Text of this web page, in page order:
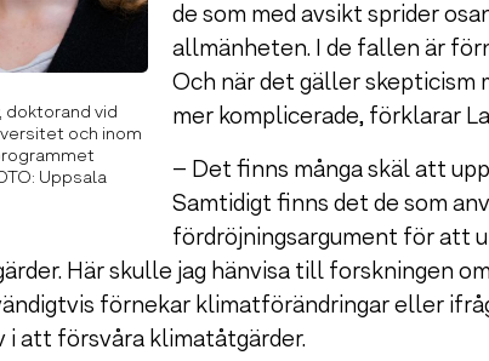
doktorand vid
och inom
Uppsala
de som med avsikt sprider
allmänheten. I de fallen är
Och när det gäller skepticism
mer komplicerade, förklarar
– Det finns många skäl att
Samtidigt finns det de som
fördröjningsargument för att
Här skulle jag hänvisa till forskningen
förnekar klimatförändringar eller
i att försvåra klimatåtgärder.